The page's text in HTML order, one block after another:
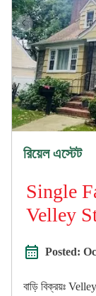
রিয়েল এস্টেট
Single
Velley
Posted:
বাড়ি বিক্রয়ঃ